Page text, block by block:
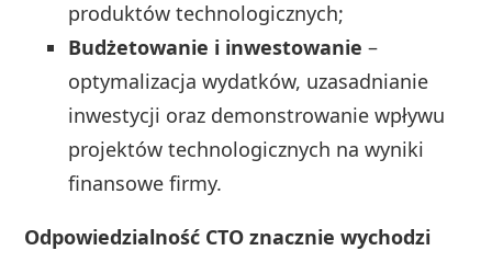
produktów technologicznych;
Budżetowanie i inwestowanie –
optymalizacja wydatków, uzasadnianie
inwestycji oraz demonstrowanie wpływu
projektów technologicznych na wyniki
finansowe firmy.
Odpowiedzialność CTO znacznie wychodzi